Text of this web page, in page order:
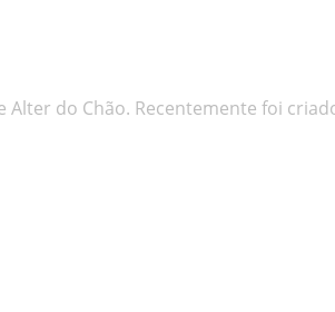
do Chão. Recentemente foi